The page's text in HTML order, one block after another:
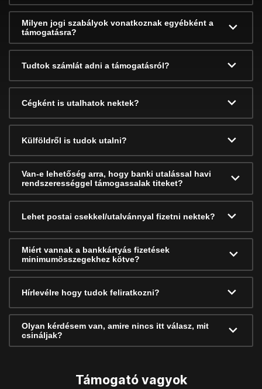
Milyen jogi szabályok vonatkoznak egyébként a
támogatásra?
Tudtok számlát adni a támogatásról?
Cégként is utalhatok nektek?
Külföldről is tudok utalni?
Van-e lehetőség arra, hogy banki utalással havi
rendszerességgel támogassalak titeket?
Lehet postai csekkel/utalvánnyal fizetni nektek?
Miért vannak a bankkártyás fizetések
minimumösszegekhez kötve?
Hírlevélre hogy tudok feliratkozni?
Olyan kérdésem van, amire nincs itt válasz, mit
csináljak?
Támogató vagyok